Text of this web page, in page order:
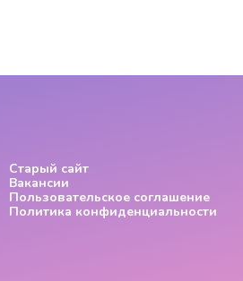
Старый сайт
Вакансии
Пользовательское соглашение
Политика конфиденциальности